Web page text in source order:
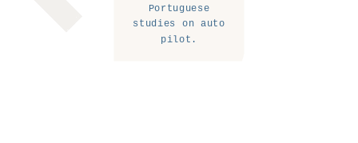
Portuguese
studies on auto
pilot.